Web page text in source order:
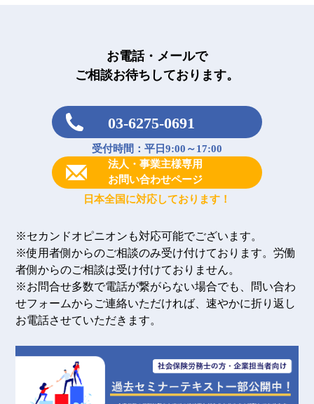
お電話・メールで
ご相談お待ちしております。
03-6275-0691
受付時間：平日9:00～17:00
法人・事業主様専用
お問い合わせページ
日本全国に対応しております！
※セカンドオピニオンも対応可能でございます。
※使用者側からのご相談のみ受け付けております。労働
者側からのご相談は受け付けておりません。
※お問合せ多数で電話が繋がらない場合でも、問い合わ
せフォームからご連絡いただければ、速やかに折り返し
お電話させていただきます。